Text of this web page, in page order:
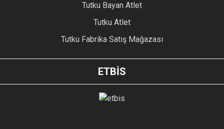
Tutku Bayan Atlet
Tutku Atlet
Tutku Fabrika Satış Mağazası
ETBİS